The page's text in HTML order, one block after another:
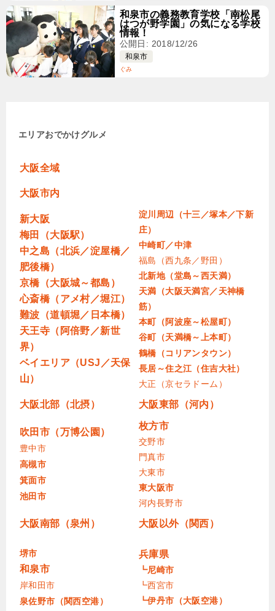
和泉市の義務教育学校「南松尾
はつが野学園」の気になる学校
情報！
公開日: 2018/12/26
和泉市
ぐみ
エリアおでかけグルメ
大阪全域
大阪市内
新大阪
梅田（大阪駅）
中之島（北浜／淀屋橋／
肥後橋）
京橋（大阪城～都島）
心斎橋（アメ村／堀江）
難波（道頓堀／日本橋）
天王寺（阿倍野／新世
界）
ベイエリア（USJ／天保
山）
淀川周辺（十三／塚本／下新
庄）
中崎町／中津
福島（西九条／野田）
北新地（堂島～西天満）
天満（大阪天満宮／天神橋
筋）
本町（阿波座～松屋町）
谷町（天満橋～上本町）
鶴橋（コリアンタウン）
長居～住之江（住吉大社）
大正（京セラドーム）
大阪北部（北摂） 大阪東部（河内）
吹田市（万博公園）
豊中市
高槻市
箕面市
池田市
枚方市
交野市
門真市
大東市
東大阪市
河内長野市
大阪南部（泉州） 大阪以外（関西）
堺市
和泉市
岸和田市
泉佐野市（関西空港）
兵庫県
┗尼崎市
┗西宮市
┗伊丹市（大阪空港）